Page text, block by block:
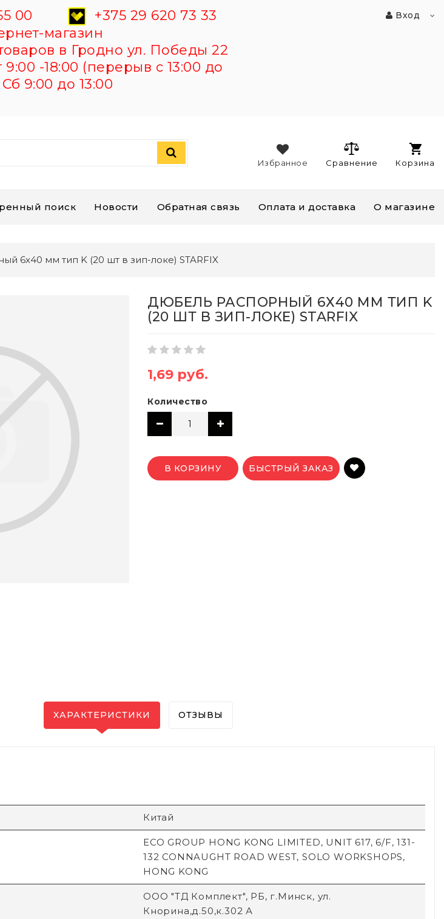
55 00
+375 29 620 73 33
магазин
в Гродно ул. Победы 22
-18:00 (перерыв с 13:00 до
Сб 9:00 до 13:00
Вход
Корзина
Сравнение
Избранное
поиск Новости Обратная связь Оплата и доставка О магазине
6х40 мм тип K (20 шт в зип-локе) STARFIX
ДЮБЕЛЬ РАСПОРНЫЙ 6Х40 ММ ТИП K
(20 ШТ В ЗИП-ЛОКЕ) STARFIX
1,69 руб.
Количество
В КОРЗИНУ БЫСТРЫЙ ЗАКАЗ
ХАРАКТЕРИСТИКИ ОТЗЫВЫ
Китай
ECO GROUP HONG KONG LIMITED, UNIT 617, 6/F, 131-
132 CONNAUGHT ROAD WEST, SOLO WORKSHOPS,
HONG KONG
ООО "ТД Комплект", РБ, г.Минск, ул.
Кнорина,д.50,к.302 А